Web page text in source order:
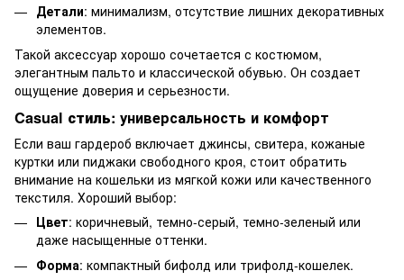
Детали: минимализм, отсутствие лишних декоративных
элементов.
Такой аксессуар хорошо сочетается с костюмом,
элегантным пальто и классической обувью. Он создает
ощущение доверия и серьезности.
Casual стиль: универсальность и комфорт
Если ваш гардероб включает джинсы, свитера, кожаные
куртки или пиджаки свободного кроя, стоит обратить
внимание на кошельки из мягкой кожи или качественного
текстиля. Хороший выбор:
Цвет: коричневый, темно-серый, темно-зеленый или
даже насыщенные оттенки.
Форма: компактный бифолд или трифолд-кошелек.